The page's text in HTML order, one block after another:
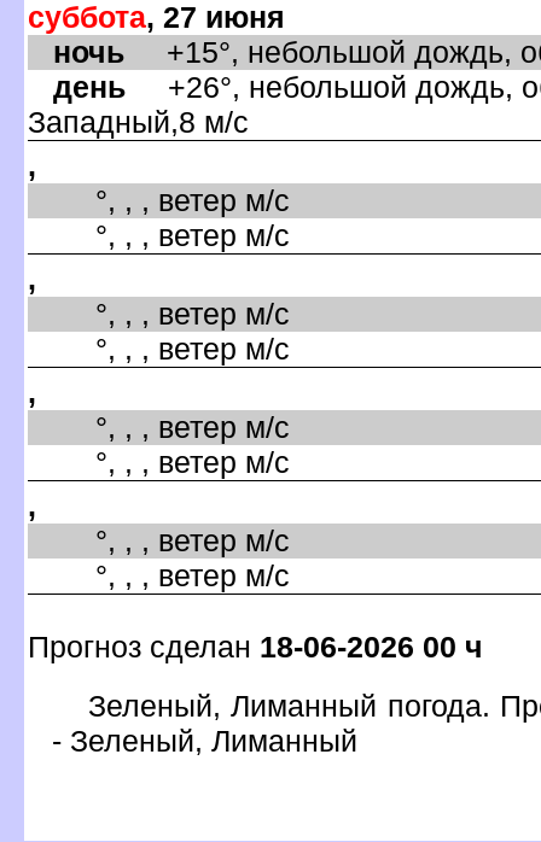
суббота, 27 июня
ночь +15°, небольшой дождь,
день +26°, небольшой дождь,
Западный,8 м/с
,
°, , , ветер м/с
°, , , ветер м/с
,
°, , , ветер м/с
°, , , ветер м/с
,
°, , , ветер м/с
°, , , ветер м/с
,
°, , , ветер м/с
°, , , ветер м/с
Прогноз сделан 18-06-2026 00 ч
Зеленый, Лиманный погода.
- Зеленый, Лиманный